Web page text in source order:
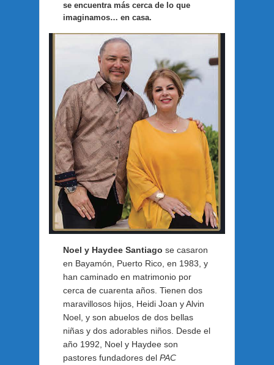
se encuentra más cerca de lo que
imaginamos… en casa.
Noel y Haydee Santiago se casaron
en Bayamón, Puerto Rico, en 1983, y
han caminado en matrimonio por
cerca de cuarenta años. Tienen dos
maravillosos hijos, Heidi Joan y Alvin
Noel, y son abuelos de dos bellas
niñas y dos adorables niños. Desde el
año 1992, Noel y Haydee son
pastores fundadores delPAC